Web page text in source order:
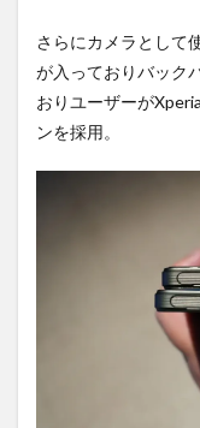
点。
6
まと
め
さらにカメラとして
が入っておりバック
おりユーザーが
ンを採用。